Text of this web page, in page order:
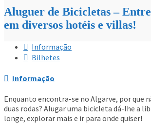
Em Albufeira.
Pequenas Em
Aluguer de Bicicletas –
em diversos hotéis e villas!
Informação
Bilhetes
Informação
Enquanto encontra-se no Algarve, por que
duas rodas? Alugar uma bicicleta dá-lhe a
longe, explorar mais e ir para onde quiser!